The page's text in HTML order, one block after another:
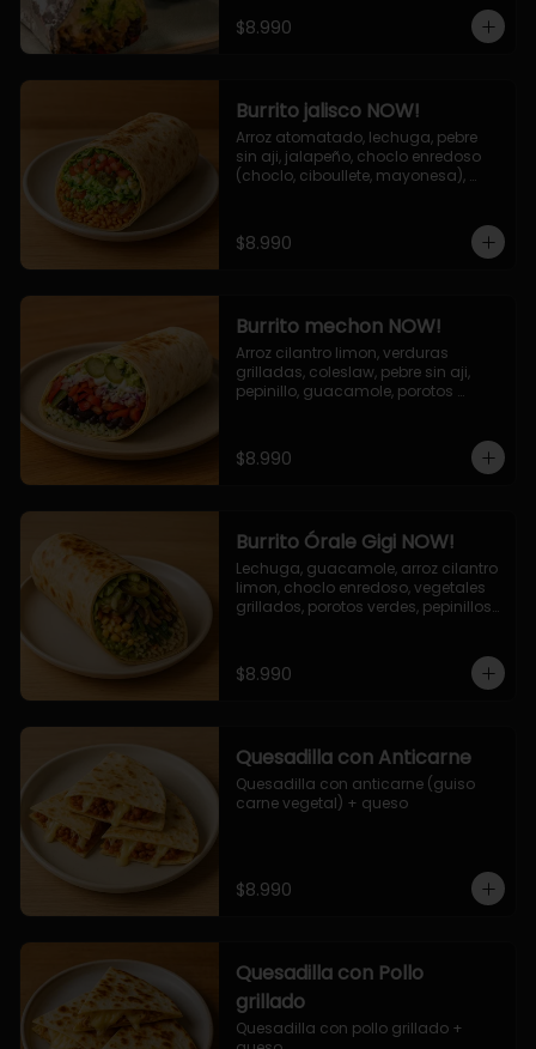
$8.990
Burrito jalisco NOW!
Arroz atomatado, lechuga, pebre
sin aji, jalapeño, choclo enredoso
(choclo, ciboullete, mayonesa),
$8.990
Burrito mechon NOW!
Arroz cilantro limon, verduras
grilladas, coleslaw, pebre sin aji,
pepinillo, guacamole, porotos
$8.990
Burrito Órale Gigi NOW!
Lechuga, guacamole, arroz cilantro
limon, choclo enredoso, vegetales
grillados, porotos verdes, pepinillos
$8.990
Quesadilla con Anticarne
Quesadilla con anticarne (guiso
carne vegetal) + queso
$8.990
Quesadilla con Pollo
grillado
Quesadilla con pollo grillado +